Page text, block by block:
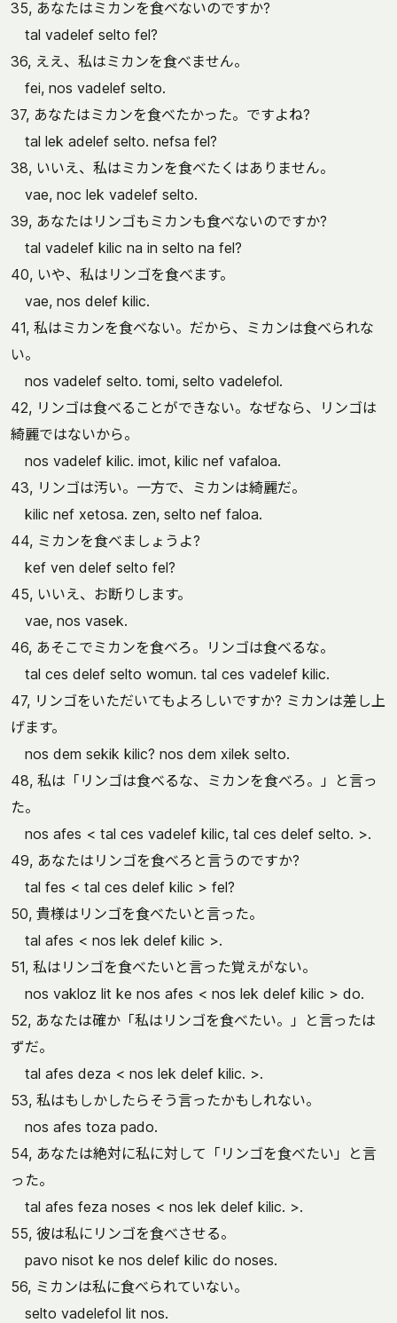
35, あなたはミカンを食べないのですか?
tal vadelef selto fel?
36, ええ、私はミカンを食べません。
fei, nos vadelef selto.
37, あなたはミカンを食べたかった。ですよね?
tal lek adelef selto. nefsa fel?
38, いいえ、私はミカンを食べたくはありません。
vae, noc lek vadelef selto.
39, あなたはリンゴもミカンも食べないのですか?
tal vadelef kilic na in selto na fel?
40, いや、私はリンゴを食べます。
vae, nos delef kilic.
41, 私はミカンを食べない。だから、ミカンは食べられな
い。
nos vadelef selto. tomi, selto vadelefol.
42, リンゴは食べることができない。なぜなら、リンゴは
綺麗ではないから。
nos vadelef kilic. imot, kilic nef vafaloa.
43, リンゴは汚い。一方で、ミカンは綺麗だ。
kilic nef xetosa. zen, selto nef faloa.
44, ミカンを食べましょうよ?
kef ven delef selto fel?
45, いいえ、お断りします。
vae, nos vasek.
46, あそこでミカンを食べろ。リンゴは食べるな。
tal ces delef selto womun. tal ces vadelef kilic.
47, リンゴをいただいてもよろしいですか? ミカンは差し上
げます。
nos dem sekik kilic? nos dem xilek selto.
48, 私は「リンゴは食べるな、ミカンを食べろ。」と言っ
た。
nos afes < tal ces vadelef kilic, tal ces delef selto. >.
49, あなたはリンゴを食べろと言うのですか?
tal fes < tal ces delef kilic > fel?
50, 貴様はリンゴを食べたいと言った。
tal afes < nos lek delef kilic >.
51, 私はリンゴを食べたいと言った覚えがない。
nos vakloz lit ke nos afes < nos lek delef kilic > do.
52, あなたは確か「私はリンゴを食べたい。」と言ったは
ずだ。
tal afes deza < nos lek delef kilic. >.
53, 私はもしかしたらそう言ったかもしれない。
nos afes toza pado.
54, あなたは絶対に私に対して「リンゴを食べたい」と言
った。
tal afes feza noses < nos lek delef kilic. >.
55, 彼は私にリンゴを食べさせる。
pavo nisot ke nos delef kilic do noses.
56, ミカンは私に食べられていない。
selto vadelefol lit nos.